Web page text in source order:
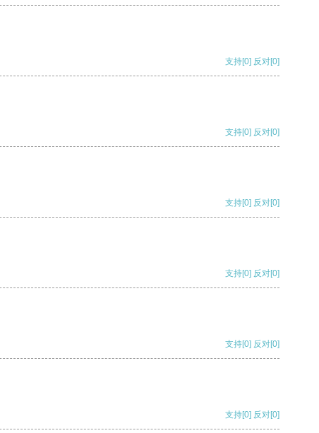
支持[0] 反对[0]
支持[0] 反对[0]
支持[0] 反对[0]
支持[0] 反对[0]
支持[0] 反对[0]
支持[0] 反对[0]